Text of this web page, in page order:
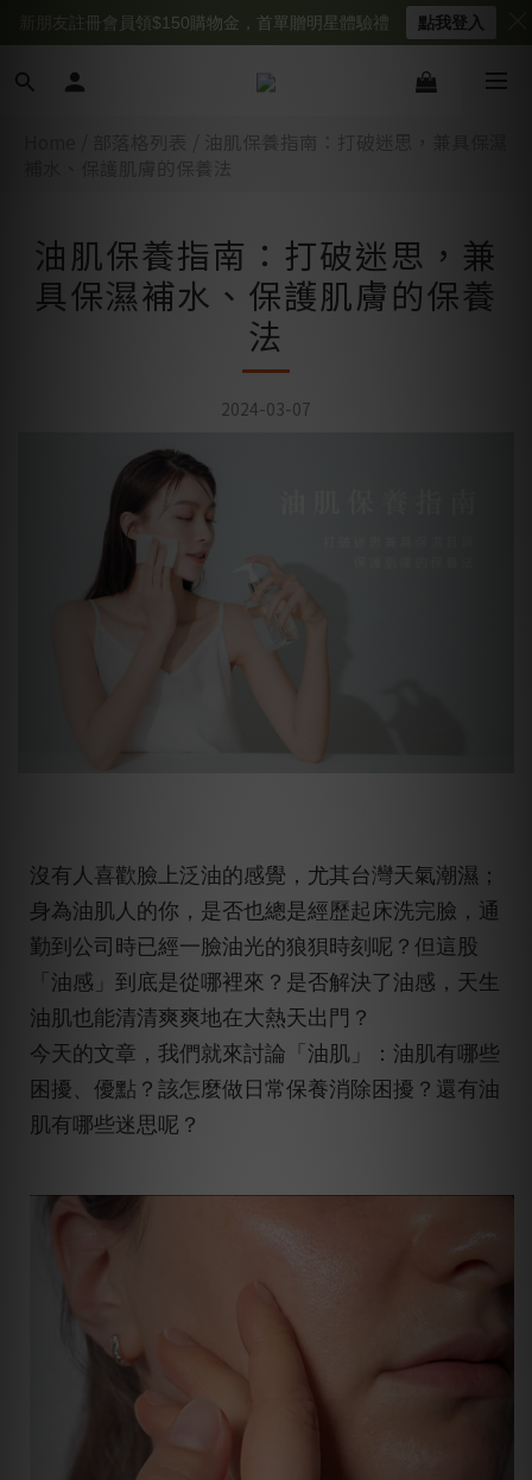
油肌保養指南：打破迷思，兼具保濕
補水、保護肌膚的保養法
油肌保養指南：打破迷思，兼
具保濕補水、保護肌膚的保養
法
2024-03-07
沒有人喜歡臉上泛油的感覺，尤其台灣天氣潮濕；
身為油肌人的你，是否也總是經歷起床洗完臉，通
勤到公司時已經一臉油光的狼狽時刻呢？但這股
「油感」到底是從哪裡來？是否解決了油感，天生
油肌也能清清爽爽地在大熱天出門？
今天的文章，我們就來討論「油肌」：油肌有哪些
困擾、優點？該怎麼做日常保養消除困擾？還有油
肌有哪些迷思呢？
新朋友註冊會員領$150購物金，首單贈明星體驗禮 點我登入